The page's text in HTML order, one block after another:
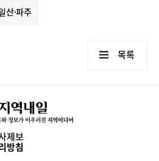
산·파주
목록
제보
방침